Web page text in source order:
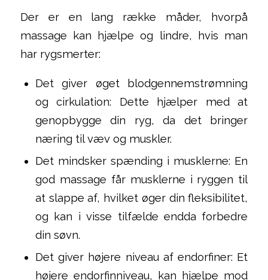
Der er en lang række måder, hvorpå
massage kan hjælpe og lindre, hvis man
har rygsmerter:
Det giver øget blodgennemstrømning
og cirkulation: Dette hjælper med at
genopbygge din ryg, da det bringer
næring til væv og muskler.
Det mindsker spænding i musklerne: En
god massage får musklerne i ryggen til
at slappe af, hvilket øger din fleksibilitet,
og kan i visse tilfælde endda forbedre
din søvn.
Det giver højere niveau af endorfiner: Et
højere endorfinniveau, kan hjælpe mod